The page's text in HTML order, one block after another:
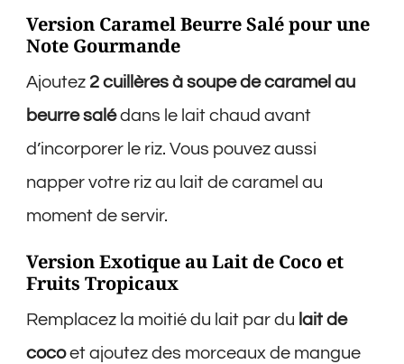
Version Caramel Beurre Salé pour une
Note Gourmande
Ajoutez 2 cuillères à soupe de caramel au
beurre salédans le lait chaud avant
d’incorporer le riz. Vous pouvez aussi
napper votre riz au lait de caramel au
moment de servir.
Version Exotique au Lait de Coco et
Fruits Tropicaux
Remplacez la moitié du lait par du lait de
cocoet ajoutez des morceaux de mangue